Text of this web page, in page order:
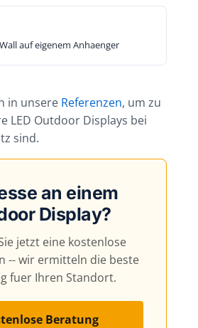
auf eigenem Anhaenger
in unsere Referenzen, um zu
LED Outdoor Displays bei
sind.
an einem
Display?
jetzt eine kostenlose
-- wir ermitteln die beste
fuer Ihren Standort.
Beratung